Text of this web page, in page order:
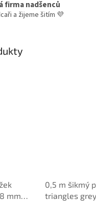
firma nadšenců
a žijeme šitím 💜
mm
0,5 m šikmý
triangles grey